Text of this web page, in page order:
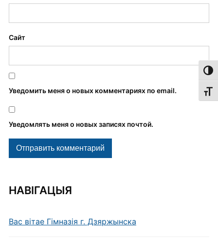
НАВІГАЦЫЯ
Вас вітае Гімназія г. Дзяржынска
Сайт
Уведомить меня о новых комментариях по email.
Уведомлять меня о новых записях почтой.